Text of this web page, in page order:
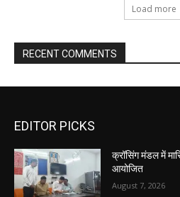
Load more
RECENT COMMENTS
EDITOR PICKS
क्रॉसिंग मंडल में
आयोजित
August 7, 2026